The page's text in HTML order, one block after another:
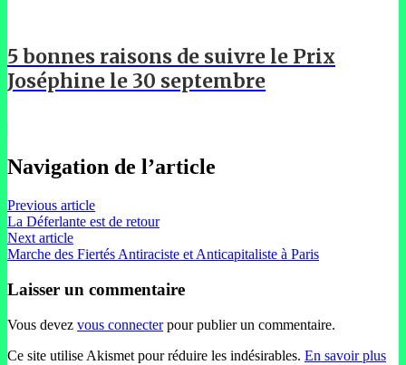
5 bonnes raisons de suivre le Prix
Joséphine le 30 septembre
Navigation de l’article
Previous article
La Déferlante est de retour
Next article
Marche des Fiertés Antiraciste et Anticapitaliste à Paris
Laisser un commentaire
Vous devez vous connecterpour publier un commentaire.
Ce site utilise Akismet pour réduire les indésirables. En savoir plus